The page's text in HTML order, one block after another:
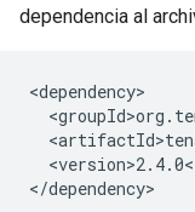
dependencia al